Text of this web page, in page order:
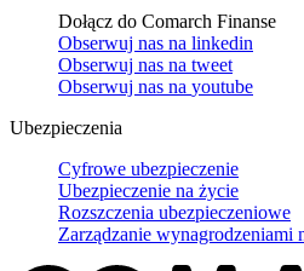
Dołącz do Comarch Finanse
Obserwuj nas na linkedin
Obserwuj nas na tweet
Obserwuj nas na youtube
Ubezpieczenia
Cyfrowe ubezpieczenie
Ubezpieczenie na życie
Rozszczenia ubezpieczeniowe
Zarządzanie wynagrodzeniami